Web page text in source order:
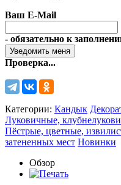
Ваш E-Mail
- обязательно к
Проверка...
Категории: Кандык
Луковичные,
Пёстрые, цветные,
затененных мест Новинки
Обзор